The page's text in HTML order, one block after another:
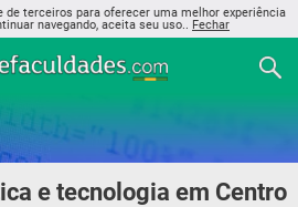
de terceiros para oferecer uma melhor experiência
navegando, aceita seu uso.. Fechar
e tecnologia em Centro